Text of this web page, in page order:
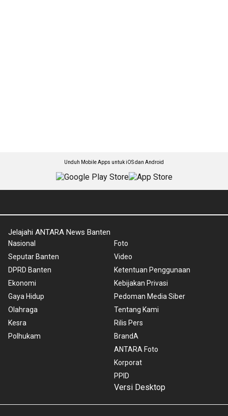
Unduh Mobile Apps untuk iOS dan Android
Jelajahi ANTARA News Banten
Nasional
Seputar Banten
DPRD Banten
Ekonomi
Gaya Hidup
Olahraga
Kesra
Polhukam
Foto
Video
Ketentuan Penggunaan
Kebijakan Privasi
Pedoman Media Siber
Tentang Kami
Rilis Pers
BrandA
ANTARA Foto
Korporat
PPID
Versi Desktop